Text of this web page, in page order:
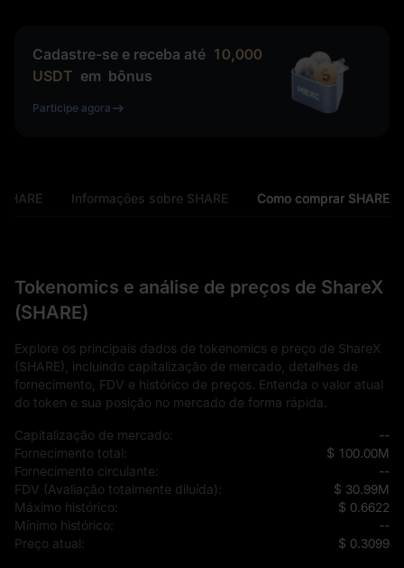
Cadastre-se e receba até 10,000
USDT em bônus
Participe agora
Informações sobre SHARE Como comprar SHARE
Tokenomics e análise de preços de ShareX
(SHARE)
Explore os principais dados de tokenomics e preço de ShareX
(SHARE), incluindo capitalização de mercado, detalhes de
fornecimento, FDV e histórico de preços. Entenda o valor atual
do token e sua posição no mercado de forma rápida.
Capitalização de mercado:
--
Fornecimento total:
$ 100.00M
Fornecimento circulante:
--
FDV (Avaliação totalmente diluída):
$ 30.99M
Máximo histórico:
$ 0.6622
Mínimo histórico:
--
Preço atual:
$ 0.3099